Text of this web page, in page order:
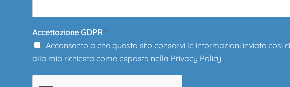
Accettazione GDPR *
Acconsento a che questo sito conservi le informazioni inviate così
alla mia richiesta come esposto nella Privacy Policy